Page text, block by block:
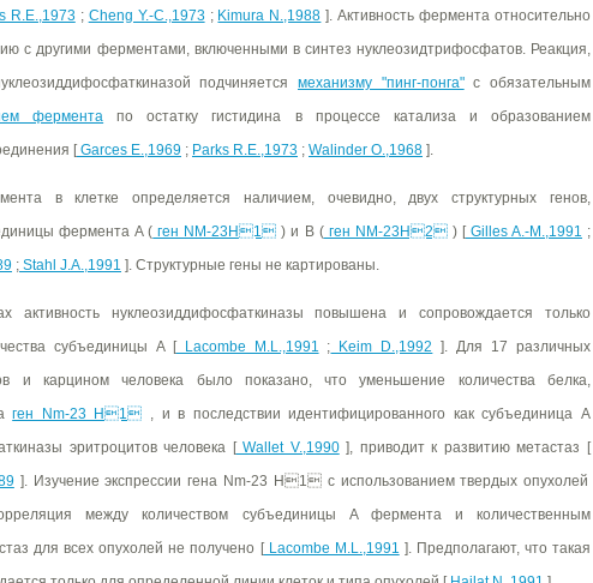
R.E.,1973 ; Cheng Y.-C.,1973 ; Kimura N.,1988 ]. Активность фермента относительно
с другими ферментами, включенными в синтез нуклеозидтрифосфатов. Реакция,
подчиняется механизму "пинг-понга"с обязательным
фермента по остатку гистидина в процессе катализа и образованием
[Garces E.,1969 ; Parks R.E.,1973 ; Walinder O.,1968 ].
в клетке определяется наличием, очевидно, двух структурных генов,
фермента A ( ген NM-23H1 ) и B (ген NM-23H2) [Gilles A.-M.,1991 ;
; Stahl J.A.,1991 ]. Структурные гены не картированы.
активность нуклеозиддифосфаткиназы повышена и сопровождается только
субъединицы A [Lacombe M.L.,1991 ; Keim D.,1992 ]. Для 17 различных
и карцином человека было показано, что уменьшение количества белка,
ген Nm-23 H1 , и в последствии идентифицированного как субъединица A
эритроцитов человека [Wallet V.,1990], приводит к развитию метастаз [
]. Изучение экспрессии гена Nm-23 H1 с использованием твердых опухолей
между количеством субъединицы A фермента и количественным
для всех опухолей не получено [Lacombe M.L.,1991 ]. Предполагают, что такая